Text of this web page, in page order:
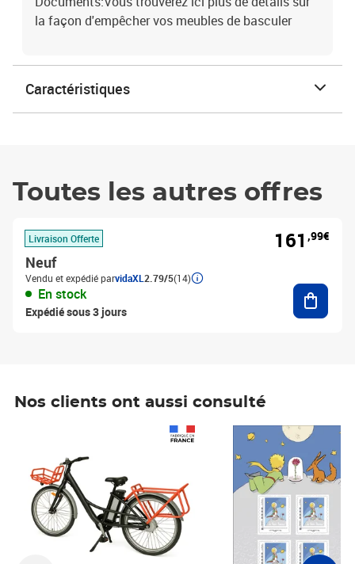
la façon d'empêcher vos meubles de basculer
Caractéristiques
Toutes les autres offres
Livraison Offerte
Neuf
Vendu et expédié parvidaXL 2.79/5(14)
En stock
Expédié sous 3 jours
161 ,99€
Nos clients ont aussi consulté
Prix 7,50€